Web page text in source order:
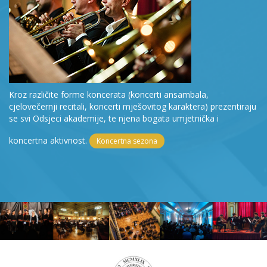
Kroz različite forme koncerata (koncerti ansambala,
cjelovečernji recitali, koncerti mješovitog karaktera) prezentiraju
se svi Odsjeci akademije, te njena bogata umjetnička i
koncertna aktivnost.
Koncertna sezona